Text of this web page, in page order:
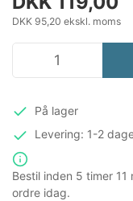
DKK 95,20 ekskl. moms
På lager
Levering: 1-2
Bestil inden 5 timer 11
ordre idag.